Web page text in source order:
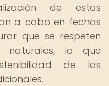
de estas
a cabo en fechas
que se respeten
lo que
de las